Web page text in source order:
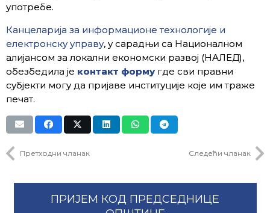
употребе.
Канцеларија за информационе технологије и
електронску управу, у сарадњи са Националном
алијансом за локални економски развој (НАЛЕД),
обезбедила је контакт форму где сви правни
субјекти могу да пријаве институције које им траже
печат.
Претходни чланак Следећи чланак
ПРИЈЕМ КОД ПРЕДСЕДНИЦЕ